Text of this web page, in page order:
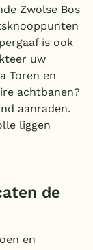
Zwolse Bos
is ook
uw
Toren en
achtbanen?
aanraden.
liggen
de
en